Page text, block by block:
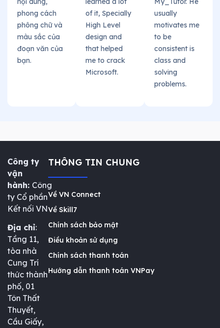
phong cách
phông chữ và
màu sắc của
đoạn văn của
bạn.
of it, Specially
High Level
design and
that helped
me to crack
Microsoft.
usually
motivates me
to be
consistent is
class and
solving
problems.
Công ty
vận
hành: Công
ty Cổ phần
Kết nối VN
Địa chỉ:
Tầng 11,
tòa nhà
Cung Trí
thức thành
phố, 01
Tôn Thất
Thuyết,
Cầu Giấy,
THÔNG TIN CHUNG
Về VN Connect
Về Skill7
Chính sách bảo mật
Điều khoản sử dụng
Chính sách thanh toán
Hướng dẫn thanh toán VNPay